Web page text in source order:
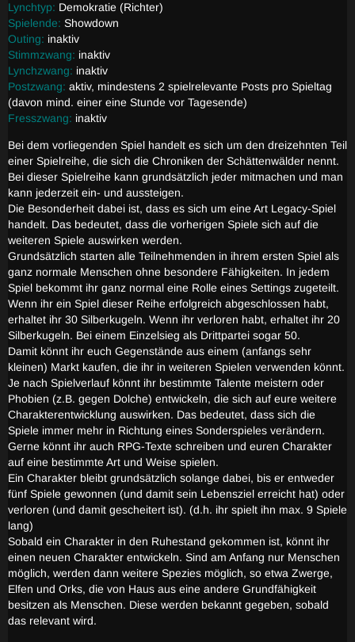
Lynchtyp: Demokratie (Richter)
Spielende: Showdown
Outing: inaktiv
Stimmzwang: inaktiv
Lynchzwang: inaktiv
Postzwang: aktiv, mindestens 2 spielrelevante Posts pro Spieltag
(davon mind. einer eine Stunde vor Tagesende)
Fresszwang: inaktiv
Bei dem vorliegenden Spiel handelt es sich um den dreizehnten Teil
einer Spielreihe, die sich die Chroniken der Schättenwälder nennt.
Bei dieser Spielreihe kann grundsätzlich jeder mitmachen und man
kann jederzeit ein- und aussteigen.
Die Besonderheit dabei ist, dass es sich um eine Art Legacy-Spiel
handelt. Das bedeutet, dass die vorherigen Spiele sich auf die
weiteren Spiele auswirken werden.
Grundsätzlich starten alle Teilnehmenden in ihrem ersten Spiel als
ganz normale Menschen ohne besondere Fähigkeiten. In jedem
Spiel bekommt ihr ganz normal eine Rolle eines Settings zugeteilt.
Wenn ihr ein Spiel dieser Reihe erfolgreich abgeschlossen habt,
erhaltet ihr 30 Silberkugeln. Wenn ihr verloren habt, erhaltet ihr 20
Silberkugeln. Bei einem Einzelsieg als Drittpartei sogar 50.
Damit könnt ihr euch Gegenstände aus einem (anfangs sehr
kleinen) Markt kaufen, die ihr in weiteren Spielen verwenden könnt.
Je nach Spielverlauf könnt ihr bestimmte Talente meistern oder
Phobien (z.B. gegen Dolche) entwickeln, die sich auf eure weitere
Charakterentwicklung auswirken. Das bedeutet, dass sich die
Spiele immer mehr in Richtung eines Sonderspieles verändern.
Gerne könnt ihr auch RPG-Texte schreiben und euren Charakter
auf eine bestimmte Art und Weise spielen.
Ein Charakter bleibt grundsätzlich solange dabei, bis er entweder
fünf Spiele gewonnen (und damit sein Lebensziel erreicht hat) oder
verloren (und damit gescheitert ist). (d.h. ihr spielt ihn max. 9 Spiele
lang)
Sobald ein Charakter in den Ruhestand gekommen ist, könnt ihr
einen neuen Charakter entwickeln. Sind am Anfang nur Menschen
möglich, werden dann weitere Spezies möglich, so etwa Zwerge,
Elfen und Orks, die von Haus aus eine andere Grundfähigkeit
besitzen als Menschen. Diese werden bekannt gegeben, sobald
das relevant wird.